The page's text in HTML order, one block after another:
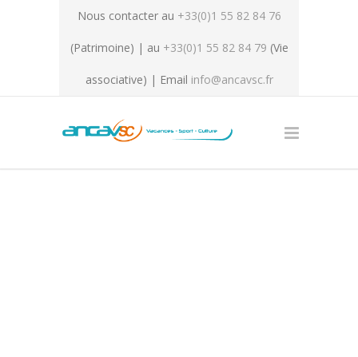
Nous contacter au +33(0)1 55 82 84 76
(Patrimoine) | au +33(0)1 55 82 84 79 (Vie
associative) | Email info@ancavsc.fr